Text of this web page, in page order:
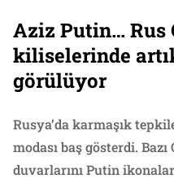
Aziz Putin… Rus
kiliselerinde
görülüyor
Rusya’da karmaşık
modası baş gösterdi.
duvarlarını Putin